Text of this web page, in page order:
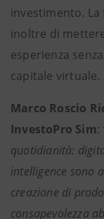
investimento.
inoltre di
esperienza
capitale virtuale.
Marco Roscio
InvestoPro Sim:
quotidianità:
intelligence sono
creazione di
consapevolezza